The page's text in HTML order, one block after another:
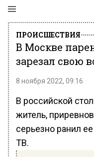
ПРОИСШЕСТВИЯ
В Москве
зарезал свою
8 ноября 2022, 09:16
В российской
житель,
серьезно ранил
ТВ.